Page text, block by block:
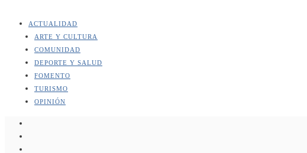
ACTUALIDAD
ARTE Y CULTURA
COMUNIDAD
DEPORTE Y SALUD
FOMENTO
TURISMO
OPINIÓN